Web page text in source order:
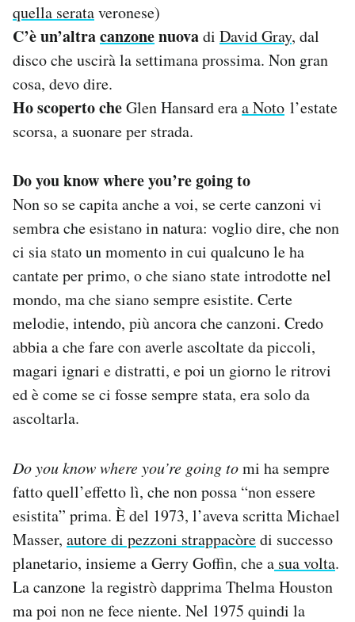
quella serataveronese)
C’è un’altracanzonenuovadi David Gray, dal
disco che uscirà la settimana prossima. Non gran
cosa, devo dire.
Ho scoperto cheGlen Hansard eraa Noto l’estate
scorsa, a suonare per strada.
Do you know where you’re going to
Non so se capita anche a voi, se certe canzoni vi
sembra che esistano in natura: voglio dire, che non
ci sia stato un momento in cui qualcuno le ha
cantate per primo, o che siano state introdotte nel
mondo, ma che siano sempre esistite. Certe
melodie, intendo, più ancora che canzoni. Credo
abbia a che fare con averle ascoltate da piccoli,
magari ignari e distratti, e poi un giorno le ritrovi
ed è come se ci fosse sempre stata, era solo da
ascoltarla.
Do you know where you’re going tomi ha sempre
fatto quell’effetto lì, che non possa “non essere
esistita” prima. È del 1973, l’aveva scritta Michael
Masser, autore di pezzoni strappacòredi successo
planetario, insieme a Gerry Goffin, che a sua volta.
La canzone la registrò dapprima Thelma Houston
ma poi non ne fece niente. Nel 1975 quindi la